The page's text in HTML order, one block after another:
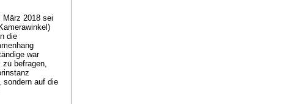
März 2018 sei
die
war
befragen,
sondern auf die